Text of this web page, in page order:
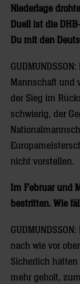
Niederlage
Duell ist die
Du mit den
Mannschaft und
der Sieg im
schwierig, der
nicht vorstellen.
Im Februar und
bestritten. Wie
nach wie vor
Sicherlich
mehr geholt,